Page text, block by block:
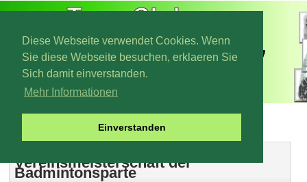
Diese Webseite verwendet Cookies. Wenn
Sie diese Webseite besuchen, erklaeren Sie
Sich damit einverstanden.
Mehr Informationen
Einverstanden
Vereinsmeisterschaft der
Badmintonsparte